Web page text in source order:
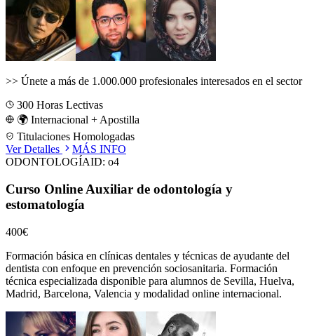
>> Únete a más de 1.000.000 profesionales interesados en el sector
300 Horas Lectivas
🌍 Internacional + Apostilla
Titulaciones Homologadas
Ver Detalles
MÁS INFO
ODONTOLOGÍAID: o4
Curso Online Auxiliar de odontología y
estomatología
400€
Formación básica en clínicas dentales y técnicas de ayudante del
dentista con enfoque en prevención sociosanitaria. Formación
técnica especializada disponible para alumnos de Sevilla, Huelva,
Madrid, Barcelona, Valencia y modalidad online internacional.